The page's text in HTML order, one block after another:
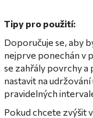
Tipy pro použití:
Doporučuje se, aby
nejprve ponechán v
se zahřály povrchy a
nastavit na
pravidelných
Pokud chcete zvýšit